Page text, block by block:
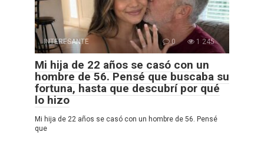
INTERESANTE 0 1 245
Mi hija de 22 años se casó con un
hombre de 56. Pensé que buscaba su
fortuna, hasta que descubrí por qué
lo hizo
Mi hija de 22 años se casó con un hombre de 56. Pensé
que